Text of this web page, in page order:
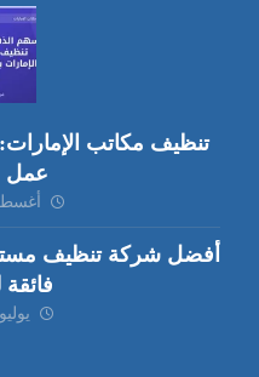
تنظيف مكاتب
عمل
أغسطس
أفضل شركة تنظيف
فائقة
يوليو 31, 2026